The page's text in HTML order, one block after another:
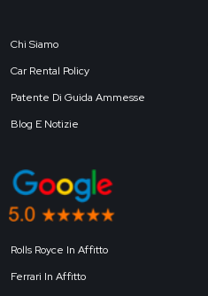
Chi Siamo
Car Rental Policy
Patente Di Guida Ammesse
Blog E Notizie
Rolls Royce In Affitto
Ferrari In Affitto